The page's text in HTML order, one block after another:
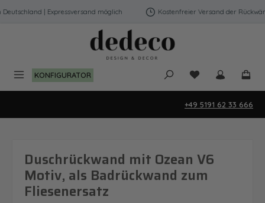
Zum Hauptinhalt springen
| Expressversand möglich Kostenfreier Versand der
KONFIGURATOR Du hast 0
+49 5191 62 33 666
Duschrückwand mit Ozean V6
Motiv, als Badrückwand zum
Fliesenersatz